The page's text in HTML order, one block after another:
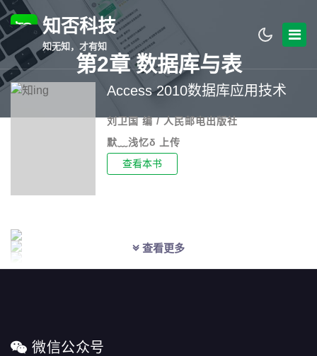
知否科技
知无知，才有知
第2章 数据库与表
Access 2010数据库应用技术
刘卫国 编 / 人民邮电出版社
默﹏浅忆δ 上传
查看本书
查看更多
微信公众号